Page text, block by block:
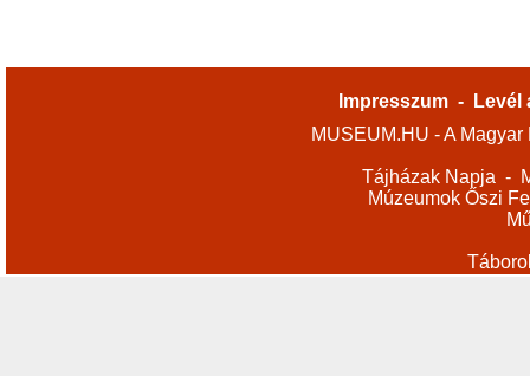
Impresszum -
Levél
MUSEUM.HU - A
Tájházak Napja -
Múzeumok Őszi